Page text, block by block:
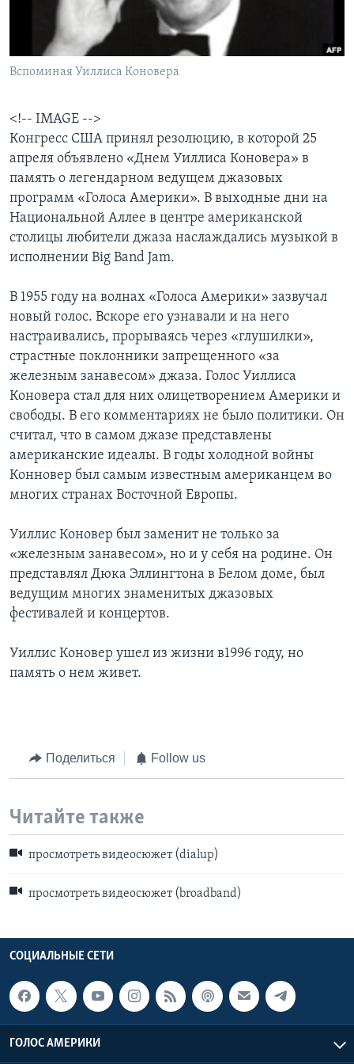
Learning English
СОЦИАЛЬНЫЕ СЕТИ
Языки
Вспоминая Уиллиса Коновера
<!-- IMAGE -->
Конгресс США принял резолюцию, в которой 25
апреля объявлено «Днем Уиллиса Коновера» в
память о легендарном ведущем джазовых
программ «Голоса Америки». В выходные дни на
Национальной Аллее в центре американской
столицы любители джаза наслаждались музыкой в
исполнении Big Band Jam.
В 1955 году на волнах «Голоса Америки» зазвучал
новый голос. Вскоре его узнавали и на него
настраивались, прорываясь через «глушилки»,
страстные поклонники запрещенного «за
железным занавесом» джаза. Голос Уиллиса
Коновера стал для них олицетворением Америки и
свободы. В его комментариях не было политики. Он
считал, что в самом джазе представлены
американские идеалы. В годы холодной войны
Конновер был самым известным американцем во
многих странах Восточной Европы.
Уиллис Коновер был заменит не только за
«железным занавесом», но и у себя на родине. Он
представлял Дюка Эллингтона в Белом доме, был
ведущим многих знаменитых джазовых
фестивалей и концертов.
Уиллис Коновер ушел из жизни в1996 году, но
память о нем живет.
Поделиться Follow us
Читайте также
просмотреть видеосюжет (dialup)
просмотреть видеосюжет (broadband)
СОЦИАЛЬНЫЕ СЕТИ
ГОЛОС АМЕРИКИ